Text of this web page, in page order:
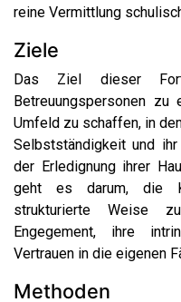
reine Vermittlung
Ziele
Das Ziel dieser
Betreuungspersonen zu
Umfeld zu schaffen, in
Selbstständigkeit und
der Erledignung ihrer
geht es darum, die
strukturierte Weise
Engegement, ihre
Vertrauen in die eigenen
Methoden